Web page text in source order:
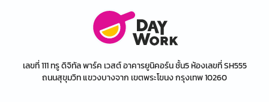
เลขที่ 111 ทรู ดิจิทัล พาร์ค เวสต์ อาคารยูนิคอร์น ชั้น5 ห้องเลขที่ SH555
ถนนสุขุมวิท แขวงบางจาก เขตพระโขนง กรุงเทพ 10260